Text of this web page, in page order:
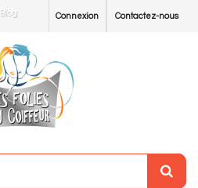
Contactez-nous
Connexion
Blog